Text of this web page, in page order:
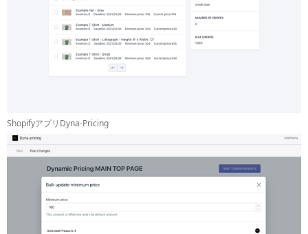
ShopifyアプリDyna-Pricing